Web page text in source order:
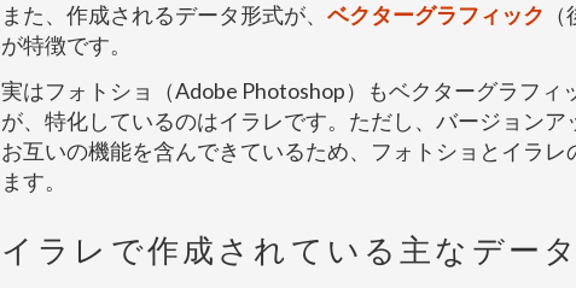
また、作成されるデータ形式が、 ベクターグラフィック
が特徴です。
実はフォトショ（Adobe Photoshop）もベクターグラフィ
が、特化しているのはイラレです。ただし、バージョンア
お互いの機能を含んできているため、フォトショとイラレ
ます。
イラレで作成されている主なデータ